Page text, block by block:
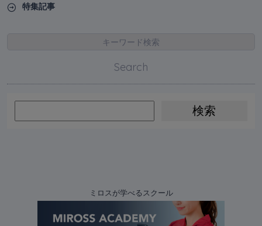
特集記事
キーワード検索
Search
ミロスが学べるスクール